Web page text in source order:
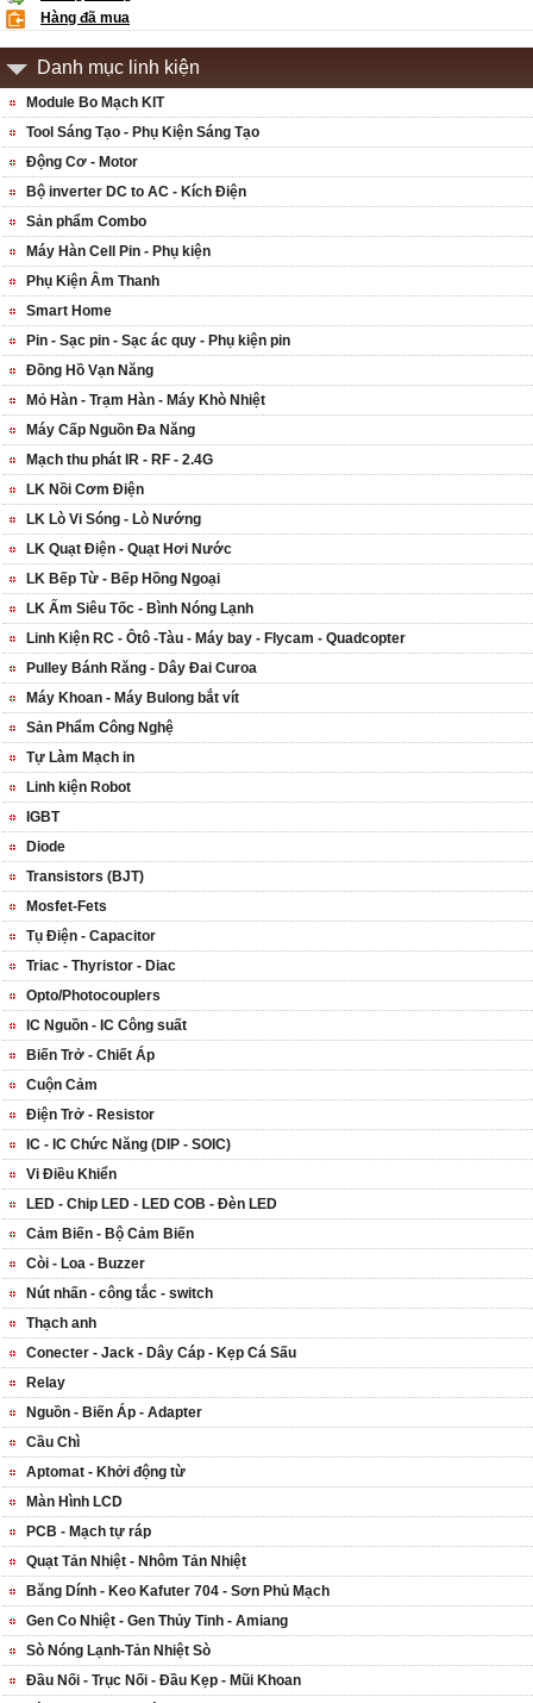
Hàng đã mua
Danh mục linh kiện
Module Bo Mạch KIT
Tool Sáng Tạo - Phụ Kiện Sáng Tạo
Động Cơ - Motor
Bộ inverter DC to AC - Kích Điện
Sản phẩm Combo
Máy Hàn Cell Pin - Phụ kiện
Phụ Kiện Âm Thanh
Smart Home
Pin - Sạc pin - Sạc ác quy - Phụ kiện pin
Đồng Hồ Vạn Năng
Mỏ Hàn - Trạm Hàn - Máy Khò Nhiệt
Máy Cấp Nguồn Đa Năng
Mạch thu phát IR - RF - 2.4G
LK Nồi Cơm Điện
LK Lò Vi Sóng - Lò Nướng
LK Quạt Điện - Quạt Hơi Nước
LK Bếp Từ - Bếp Hồng Ngoại
LK Ấm Siêu Tốc - Bình Nóng Lạnh
Linh Kiện RC - Ôtô -Tàu - Máy bay - Flycam - Quadcopter
Pulley Bánh Răng - Dây Đai Curoa
Máy Khoan - Máy Bulong bắt vít
Sản Phẩm Công Nghệ
Tự Làm Mạch in
Linh kiện Robot
IGBT
Diode
Transistors (BJT)
Mosfet-Fets
Tụ Điện - Capacitor
Triac - Thyristor - Diac
Opto/Photocouplers
IC Nguồn - IC Công suất
Biến Trở - Chiết Áp
Cuộn Cảm
Điện Trở - Resistor
IC - IC Chức Năng (DIP - SOIC)
Vi Điều Khiển
LED - Chip LED - LED COB - Đèn LED
Cảm Biến - Bộ Cảm Biến
Còi - Loa - Buzzer
Nút nhấn - công tắc - switch
Thạch anh
Conecter - Jack - Dây Cáp - Kẹp Cá Sấu
Relay
Nguồn - Biến Áp - Adapter
Cầu Chì
Aptomat - Khởi động từ
Màn Hình LCD
PCB - Mạch tự ráp
Quạt Tản Nhiệt - Nhôm Tản Nhiệt
Băng Dính - Keo Kafuter 704 - Sơn Phủ Mạch
Gen Co Nhiệt - Gen Thủy Tinh - Amiang
Sò Nóng Lạnh-Tản Nhiệt Sò
Đầu Nối - Trục Nối - Đầu Kẹp - Mũi Khoan